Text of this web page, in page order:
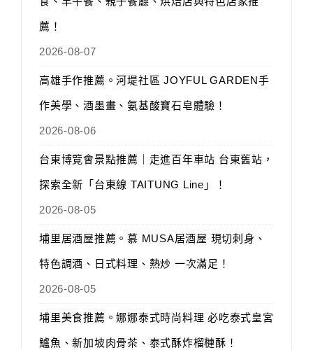
薦！
2026-08-07
高雄手作推薦。河堤社區 JOYFUL GARDEN手
作美學、酒墨畫、氨基酸寶石皂體驗！
2026-08-06
台東博覽會景點推薦｜走進百年車站 台東舊站，
探索全新「台東線 TAITUNG Line」！
2026-08-05
埔里居酒屋推薦。慕 MUSA居酒屋 現切刺身、
特色調酒、日式料理、熱炒 一次滿足！
2026-08-05
埔里美食推薦。娜娜泰式時尚料理 必吃泰式皇宮
鱸魚、新加坡肉骨茶、泰式酥炸榴槤酥！